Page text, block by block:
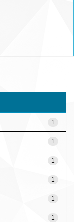
1
1
1
1
1
1